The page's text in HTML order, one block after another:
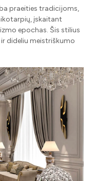
praeities tradicijoms,
įskaitant
epochas. Šis stilius
dideliu meistriškumo